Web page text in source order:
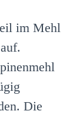
im Mehl
Die